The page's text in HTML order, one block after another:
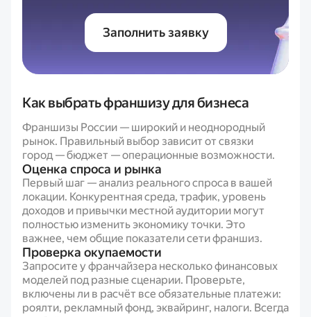
Заполнить заявку
Как выбрать франшизу для бизнеса
Франшизы России — широкий и неоднородный
рынок. Правильный выбор зависит от связки
город — бюджет — операционные возможности.
Оценка спроса и рынка
Первый шаг — анализ реального спроса в вашей
локации. Конкурентная среда, трафик, уровень
доходов и привычки местной аудитории могут
полностью изменить экономику точки. Это
важнее, чем общие показатели сети франшиз.
Проверка окупаемости
Запросите у франчайзера несколько финансовых
моделей под разные сценарии. Проверьте,
включены ли в расчёт все обязательные платежи:
роялти, рекламный фонд, эквайринг, налоги. Всегда